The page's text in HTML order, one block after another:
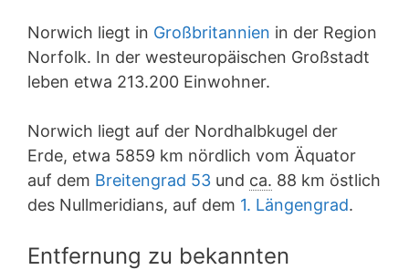
Norwich liegt in Großbritannien in der Region
Norfolk. In der westeuropäischen Großstadt
leben etwa 213.200 Einwohner.
Norwich liegt auf der Nordhalbkugel der
Erde, etwa 5859 km nördlich vom Äquator
auf dem Breitengrad 53 und ca. 88 km östlich
des Nullmeridians, auf dem 1. Längengrad.
Entfernung zu bekannten